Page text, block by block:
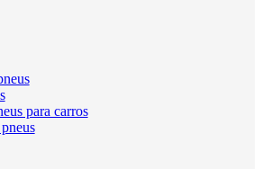
para carros